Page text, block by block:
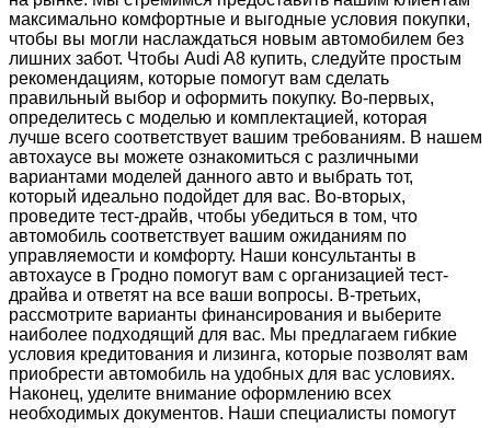
максимально комфортные и выгодные условия покупки,
чтобы вы могли наслаждаться новым автомобилем без
лишних забот. Чтобы Audi A8 купить, следуйте простым
рекомендациям, которые помогут вам сделать
правильный выбор и оформить покупку. Во-первых,
определитесь с моделью и комплектацией, которая
лучше всего соответствует вашим требованиям. В нашем
автохаусе вы можете ознакомиться с различными
вариантами моделей данного авто и выбрать тот,
который идеально подойдет для вас. Во-вторых,
проведите тест-драйв, чтобы убедиться в том, что
автомобиль соответствует вашим ожиданиям по
управляемости и комфорту. Наши консультанты в
автохаусе в Гродно помогут вам с организацией тест-
драйва и ответят на все ваши вопросы. В-третьих,
рассмотрите варианты финансирования и выберите
наиболее подходящий для вас. Мы предлагаем гибкие
условия кредитования и лизинга, которые позволят вам
приобрести автомобиль на удобных для вас условиях.
Наконец, уделите внимание оформлению всех
необходимых документов. Наши специалисты помогут